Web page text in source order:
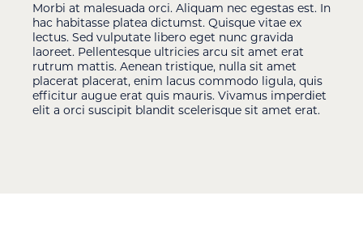
Morbi at malesuada orci. Aliquam nec egestas est. In
hac habitasse platea dictumst. Quisque vitae ex
lectus. Sed vulputate libero eget nunc gravida
laoreet. Pellentesque ultricies arcu sit amet erat
rutrum mattis. Aenean tristique, nulla sit amet
placerat placerat, enim lacus commodo ligula, quis
efficitur augue erat quis mauris. Vivamus imperdiet
elit a orci suscipit blandit scelerisque sit amet erat.